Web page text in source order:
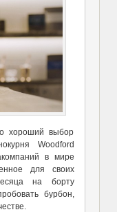
хороший выбор
Woodford
в мире
для своих
на борту
бурбон,